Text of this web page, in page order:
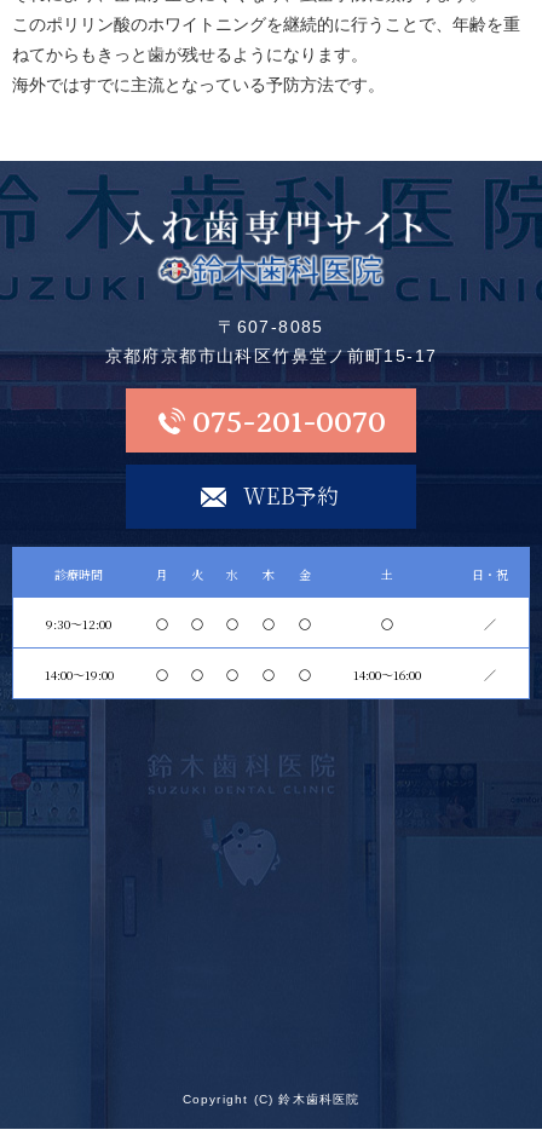
このポリリン酸のホワイトニングを継続的に行うことで、年齢を重
ねてからもきっと歯が残せるようになります。
海外ではすでに主流となっている予防方法です。
〒607-8085
京都府京都市山科区竹鼻堂ノ前町15-17
075-201-0070
WEB予約
診療時間 月 火 水 木 金 土 日・祝
9:30～12:00 〇 〇 〇 〇 〇 〇 ／
14:00〜19:00 〇 〇 〇 〇 〇 14:00～16:00 ／
Copyright (C) 鈴木歯科医院